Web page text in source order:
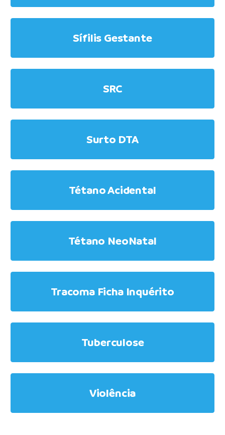
Sífilis Gestante
SRC
Surto DTA
Tétano Acidental
Tétano NeoNatal
Tracoma Ficha Inquérito
Tuberculose
Violência